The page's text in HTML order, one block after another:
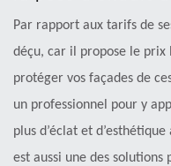
Par rapport aux tarifs de
déçu, car il propose le prix
protéger vos façades de
un professionnel pour y
plus d’éclat et
est aussi une des solutions